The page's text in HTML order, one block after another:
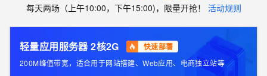
每天两场（上午10:00，下午15:00)，限量开抢！ 活动规则
轻量应用服务器 2核2G 快速部署
200M峰值带宽，适合用于网站搭建、Web应用、电商独立站等